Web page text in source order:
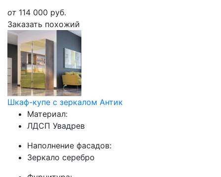
от 114 000 руб.
Заказать похожий
Шкаф-купе с зеркалом Антик
Материал:
ЛДСП Увадрев
Наполнение фасадов:
Зеркало серебро